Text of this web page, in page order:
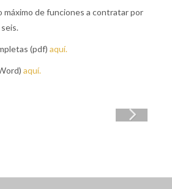
máximo de funciones a contratar por
(pdf) aquí.
aquí.